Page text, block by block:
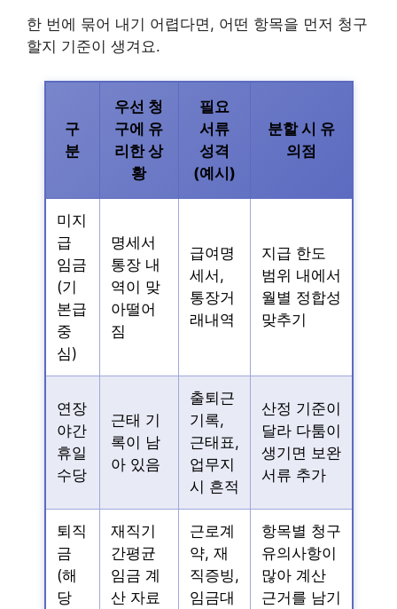
한 번에 묶어 내기 어렵다면, 어떤 항목을 먼저 청구
할지 기준이 생겨요.
구
분
우선 청
구에 유
리한 상
황
필요
서류
성격
(예시)
분할 시 유
의점
미지
급
임금
(기
본급
중
심)
명세서
통장 내
역이 맞
아떨어
짐
급여명
세서,
통장거
래내역
지급 한도
범위 내에서
월별 정합성
맞추기
연장
야간
휴일
수당
근태 기
록이 남
아 있음
출퇴근
기록,
근태표,
업무지
시 흔적
산정 기준이
달라 다툼이
생기면 보완
서류 추가
퇴직
금
(해
당
재직기
간평균
임금 계
산 자료
근로계
약, 재
직증빙,
임금대
항목별 청구
유의사항이
많아 계산
근거를 남기